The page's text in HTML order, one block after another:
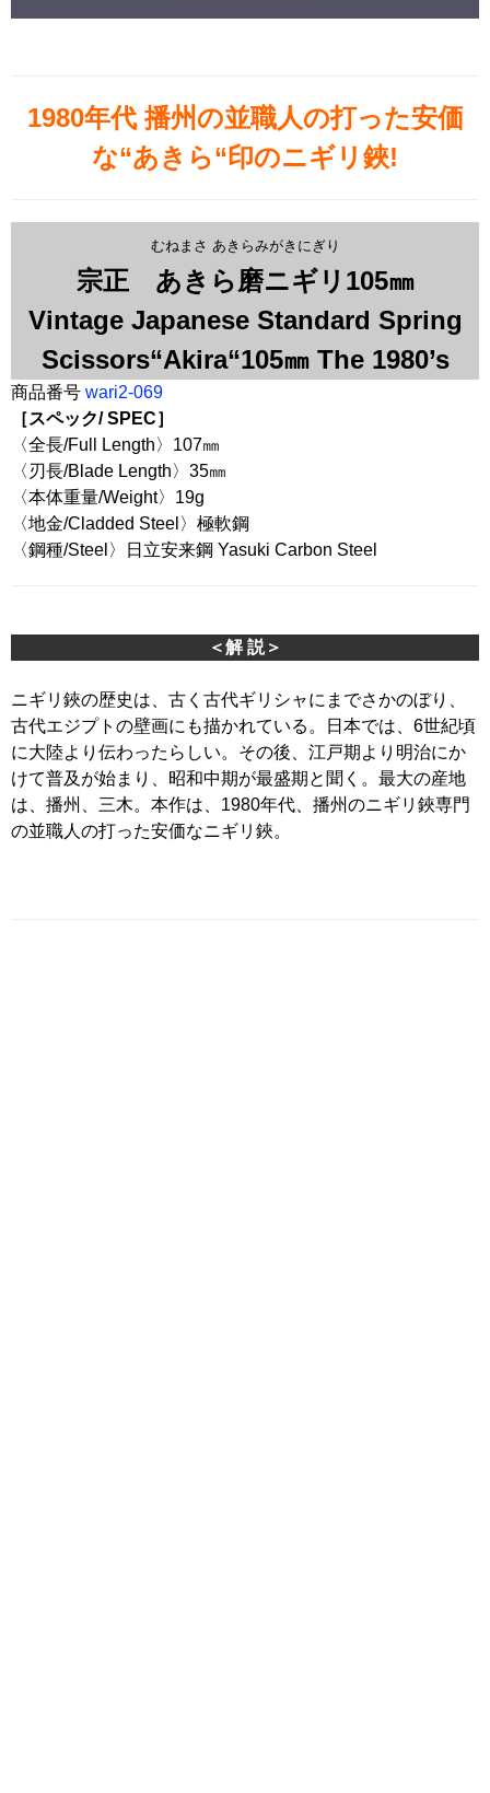
1980年代 播州の並職人の打った安価
な“あきら“印のニギリ鋏!
むねまさ あきらみがきにぎり
宗正 あきら磨ニギリ105㎜
Vintage Japanese Standard Spring
Scissors“Akira“105㎜ The 1980’s
商品番号 wari2-069
［スペック/ SPEC］
〈全長/Full Length〉107㎜
〈刃長/Blade Length〉35㎜
〈本体重量/Weight〉19g
〈地金/Cladded Steel〉極軟鋼
〈鋼種/Steel〉日立安来鋼 Yasuki Carbon Steel
＜解 説＞
ニギリ鋏の歴史は、古く古代ギリシャにまでさかのぼり、
古代エジプトの壁画にも描かれている。日本では、6世紀頃
に大陸より伝わったらしい。その後、江戸期より明治にか
けて普及が始まり、昭和中期が最盛期と聞く。最大の産地
は、播州、三木。本作は、1980年代、播州のニギリ鋏専門
の並職人の打った安価なニギリ鋏。